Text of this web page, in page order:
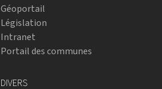
Géoportail
Législation
Intranet
Portail des communes
DIVERS